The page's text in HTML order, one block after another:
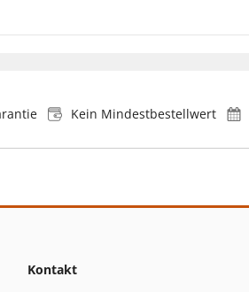
Kein Mindestbestellwert
Kontakt